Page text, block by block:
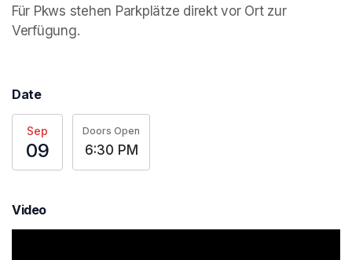
Für Pkws stehen Parkplätze direkt vor Ort zur
Verfügung.
Date
Sep
09
Doors Open
6:30 PM
Video